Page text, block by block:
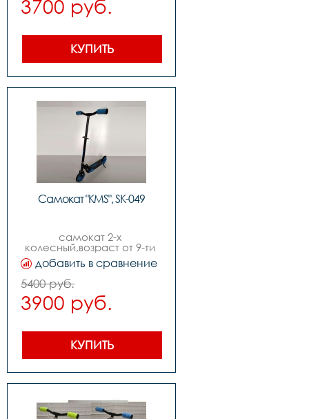
3700 руб.
КУПИТЬ
Самокат "KMS", SK-049
самокат 2-х
колесный,возраст от 9-ти
лет,диаметр колес
210мм,складной
добавить в сравнение
5400 руб.
3900 руб.
КУПИТЬ